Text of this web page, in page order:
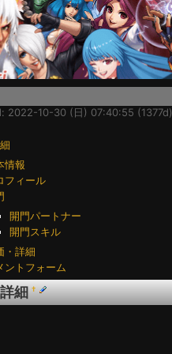
2022-10-30 (日) 07:40:55 (1377d)
情報
フィール
開門パートナー
開門スキル
・詳細
ントフォーム
細†